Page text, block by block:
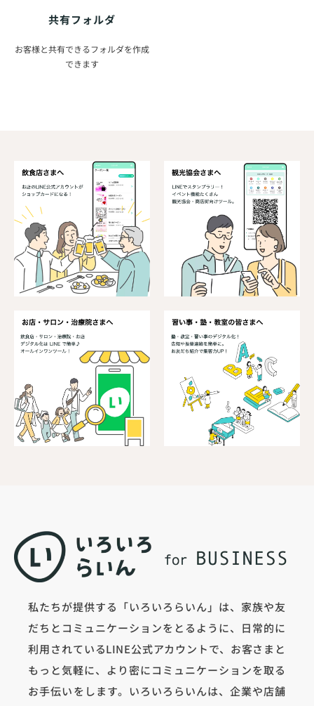
共有フォルダ
お客様と共有できるフォルダを作成
できます
私たちが提供する「いろいろらいん」は、家族や友
だちとコミュニケーションをとるように、日常的に
利用されているLINE公式アカウントで、お客さまと
もっと気軽に、より密にコミュニケーションを取る
お手伝いをします。いろいろらいんは、企業や店舗